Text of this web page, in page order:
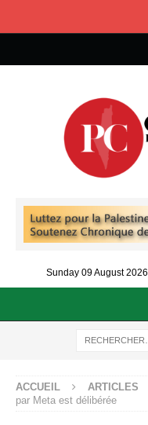
Sunday 09 August 2026
ACCUEIL ARTICLES
par Meta est délibérée